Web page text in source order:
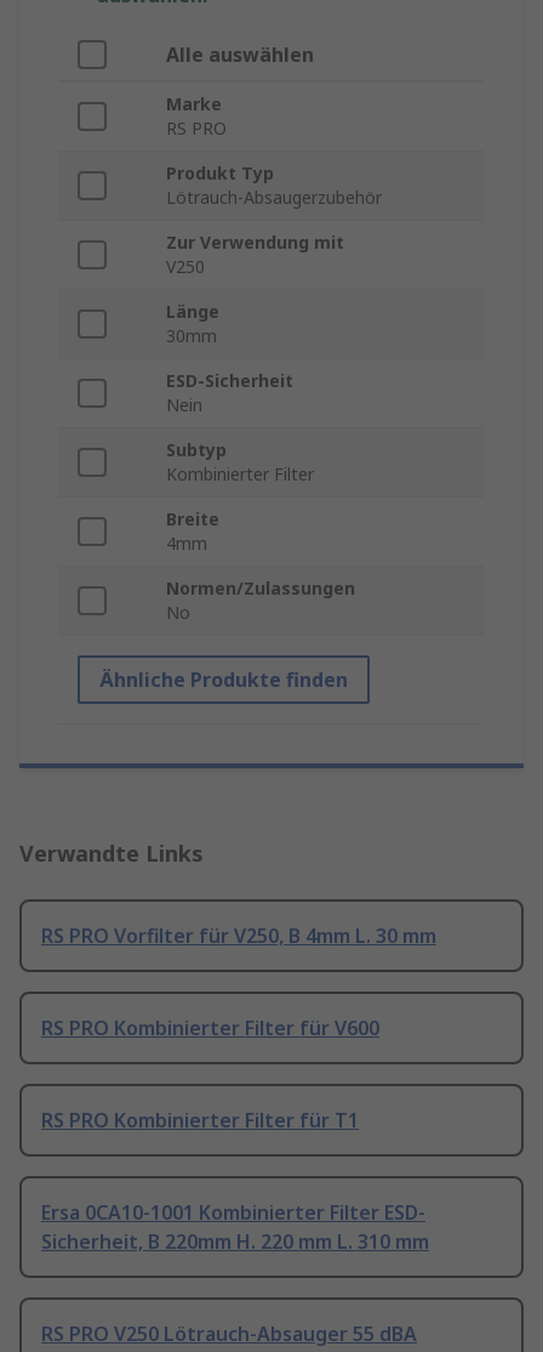
Alle auswählen
Marke
RS PRO
Produkt Typ
Lötrauch-Absaugerzubehör
Zur Verwendung mit
V250
Länge
30mm
ESD-Sicherheit
Nein
Subtyp
Kombinierter Filter
Breite
4mm
Normen/Zulassungen
No
Ähnliche Produkte finden
Verwandte Links
RS PRO Vorfilter für V250, B 4mm L. 30 mm
RS PRO Kombinierter Filter für V600
RS PRO Kombinierter Filter für T1
Ersa 0CA10-1001 Kombinierter Filter ESD-
Sicherheit, B 220mm H. 220 mm L. 310 mm
RS PRO V250 Lötrauch-Absauger 55 dBA